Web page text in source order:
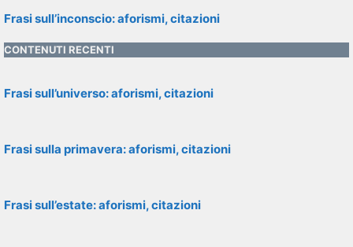
Frasi sull’inconscio: aforismi, citazioni
CONTENUTI RECENTI
Frasi sull’universo: aforismi, citazioni
Frasi sulla primavera: aforismi, citazioni
Frasi sull’estate: aforismi, citazioni